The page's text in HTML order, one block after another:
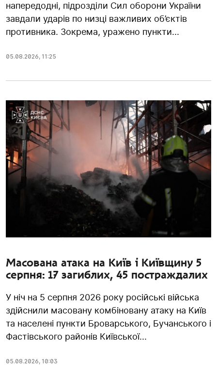
напередодні, підрозділи Сил оборони України
завдали ударів по низці важливих об’єктів
противника. Зокрема, уражено пункти...
05.08.2026, 11:25
Масована атака на Київ і Київщину 5
серпня: 17 загиблих, 45 постраждалих
У ніч на 5 серпня 2026 року російські війська
здійснили масовану комбіновану атаку на Київ
та населені пункти Броварського, Бучанського і
Фастівського районів Київської...
05.08.2026, 10:03